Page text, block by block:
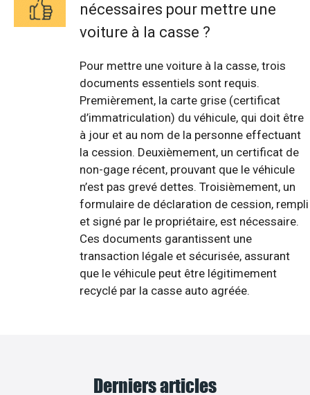
nécessaires pour mettre une
voiture à la casse ?
Pour mettre une voiture à la casse, trois
documents essentiels sont requis.
Premièrement, la carte grise (certificat
d’immatriculation) du véhicule, qui doit être
à jour et au nom de la personne effectuant
la cession. Deuxièmement, un certificat de
non-gage récent, prouvant que le véhicule
n’est pas grevé dettes. Troisièmement, un
formulaire de déclaration de cession, rempli
et signé par le propriétaire, est nécessaire.
Ces documents garantissent une
transaction légale et sécurisée, assurant
que le véhicule peut être légitimement
recyclé par la casse auto agréée.
Derniers articles